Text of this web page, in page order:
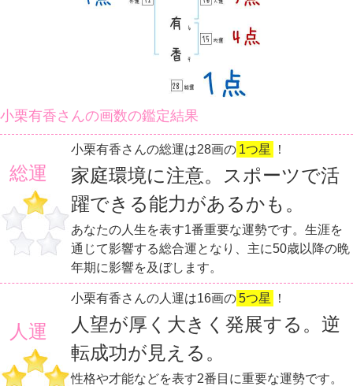
小栗有香さんの画数の鑑定結果
総運
小栗有香さんの総運は28画の 1つ星 ！
家庭環境に注意。スポーツで活
躍できる能力があるかも。
あなたの人生を表す1番重要な運勢です。生涯を
通じて影響する総合運となり、主に50歳以降の晩
年期に影響を及ぼします。
人運
小栗有香さんの人運は16画の5つ星 ！
人望が厚く大きく発展する。逆
転成功が見える。
性格や才能などを表す2番目に重要な運勢です。